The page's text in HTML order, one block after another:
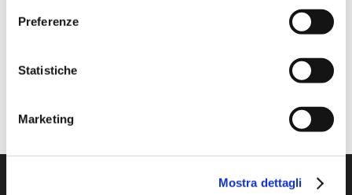
Preferenze
Statistiche
Marketing
Mostra dettagli
I authorise the processing of my personal data
amendments